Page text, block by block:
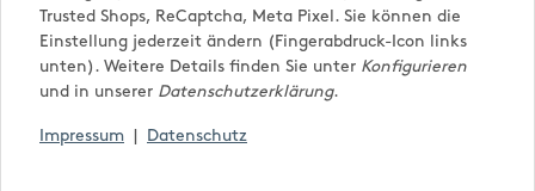
0,00 €
Trusted Shops, ReCaptcha, Meta Pixel. Sie können die
Einstellung jederzeit ändern (Fingerabdruck-Icon links
unten). Weitere Details finden Sie unter Konfigurieren
und in unserer Datenschutzerklärung.
Impressum Datenschutz